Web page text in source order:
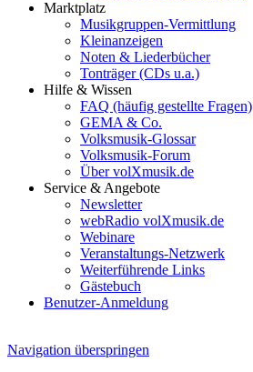
Marktplatz
Musikgruppen-Vermittlung
Kleinanzeigen
Noten & Liederbücher
Tonträger (CDs u.a.)
Hilfe & Wissen
FAQ (häufig gestellte Fragen)
GEMA & Co.
Volksmusik-Glossar
Volksmusik-Forum
Über volXmusik.de
Service & Angebote
Newsletter
webRadio volXmusik.de
Webinare
Veranstaltungs-Netzwerk
Weiterführende Links
Gästebuch
Benutzer-Anmeldung
Navigation überspringen